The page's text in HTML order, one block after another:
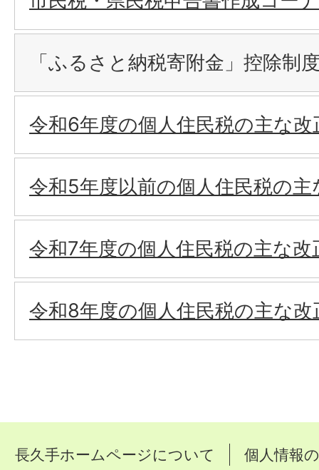
「ふるさと納税寄附金」控除制
令和6年度の個人住民税の主な
令和5年度以前の個人住民税の
令和7年度の個人住民税の主な
令和8年度の個人住民税の主な
長久手ホームページについて
個人情報